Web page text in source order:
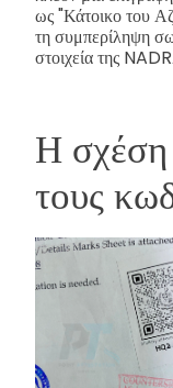
ως "Κάτοικο του
τη συμπερίληψη
στοιχεία της
Η σχέση
τους